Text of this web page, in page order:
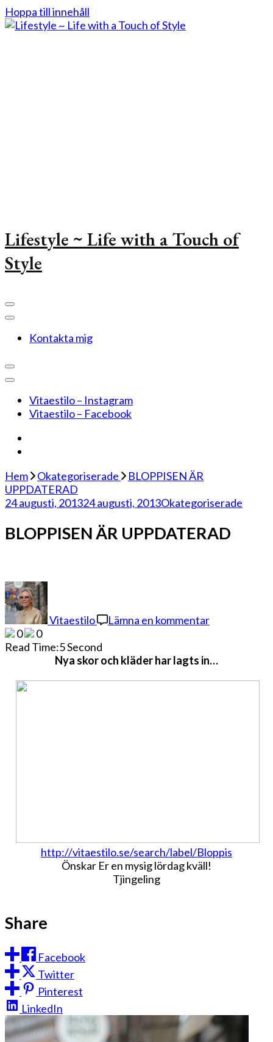
Hoppa till innehåll
Lifestyle ~ Life with a Touch of
Style
Kontakta mig
Vitaestilo – Instagram
Vitaestilo – Facebook
Hem Okategoriserade
BLOPPISEN ÄR
UPPDATERAD
24 augusti, 201324 augusti, 2013Okategoriserade
BLOPPISEN ÄR UPPDATERAD
Vitaestilo Lämna en kommentar
0
0
Read Time:5 Second
Nya skor och kläder har lagts in…
http://vitaestilo.se/search/label/Bloppis
Önskar Er en mysig lördag kväll!
Tjingeling
Share
Facebook
Twitter
Pinterest
LinkedIn